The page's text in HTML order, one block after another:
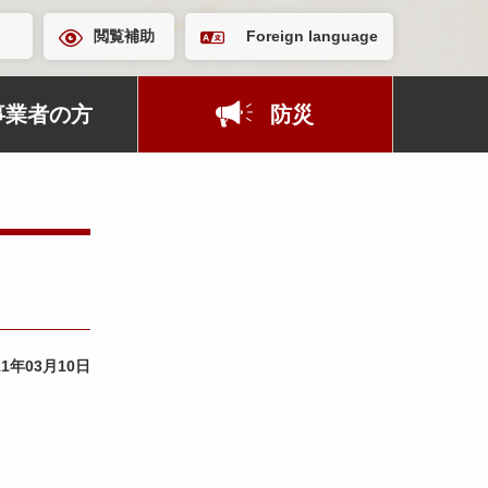
閲覧補助 Foreign language
業者の方 防災
年03月10日